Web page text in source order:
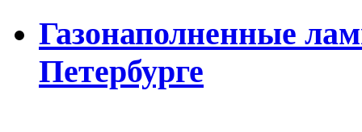
Газонаполненные
Петербурге